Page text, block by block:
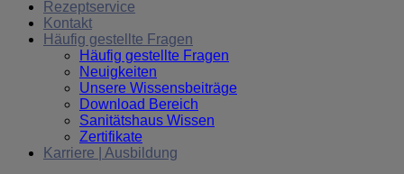
Rezeptservice
Kontakt
Häufig gestellte Fragen
Häufig gestellte Fragen
Neuigkeiten
Unsere Wissensbeiträge
Download Bereich
Sanitätshaus Wissen
Zertifikate
Karriere | Ausbildung